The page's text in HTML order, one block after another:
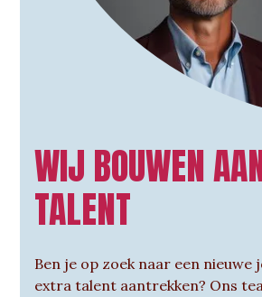
WIJ BOUWEN
TALENT
Ben je op zoek naar een nieuwe
extra talent aantrekken? Ons